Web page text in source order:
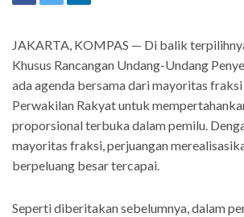
JAKARTA, KOMPAS — Di balik
Khusus Rancangan Undang-Undang
ada agenda bersama dari mayoritas
Perwakilan Rakyat untuk
proporsional terbuka dalam pemilu.
mayoritas fraksi, perjuangan
berpeluang besar tercapai.
Seperti diberitakan sebelumnya, dalam